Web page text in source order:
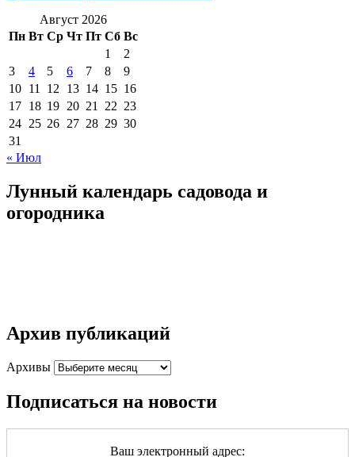
Август 2026
Пн Вт Ср Чт Пт Сб Вс
1
2
3
4 5 6 7 8
9
10 11 12 13 14 15 16
17 18 19 20 21 22 23
24 25 26 27 28 29 30
31
« Июл
Лунный календарь садовода и
огородника
Архив публикаций
Архивы
Подписаться на новости
Ваш электронный адрес: